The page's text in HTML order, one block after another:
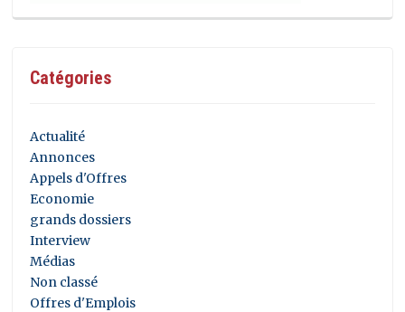
Catégories
Actualité
Annonces
Appels d'Offres
Economie
grands dossiers
Interview
Médias
Non classé
Offres d'Emplois